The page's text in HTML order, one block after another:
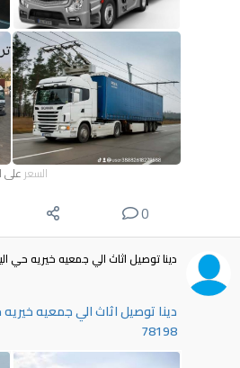
السعر على
0
دينا توصيل اثاث الي جمعيه خيريه حي
78198